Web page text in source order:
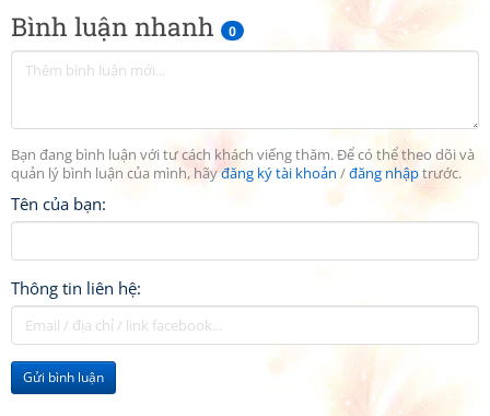
Bình luận nhanh 0
Bạn đang bình luận với tư cách khách viếng thăm. Để có thể theo dõi và
quản lý bình luận của mình, hãyđăng ký tài khoản /đăng nhậptrước.
Tên của bạn:
Thông tin liên hệ:
Gửi bình luận